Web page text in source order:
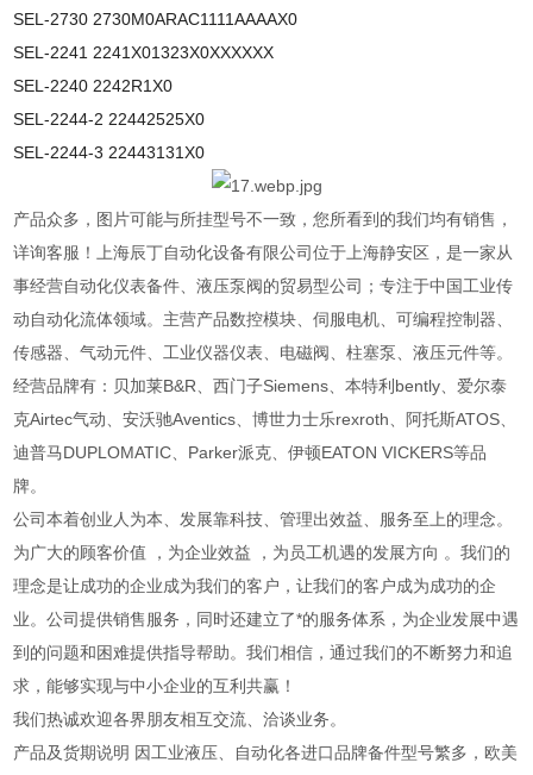
SEL-2730 2730M0ARAC1111AAAAX0
SEL-2241 2241X01323X0XXXXXX
SEL-2240 2242R1X0
SEL-2244-2 22442525X0
SEL-2244-3 22443131X0
产品众多，图片可能与所挂型号不一致，您所看到的我们均有销售，
详询客服！上海辰丁自动化设备有限公司位于上海静安区，是一家从
事经营自动化仪表备件、液压泵阀的贸易型公司；专注于中国工业传
动自动化流体领域。主营产品数控模块、伺服电机、可编程控制器、
传感器、气动元件、工业仪器仪表、电磁阀、柱塞泵、液压元件等。
经营品牌有：贝加莱B&R、西门子Siemens、本特利bently、爱尔泰
克Airtec气动、安沃驰Aventics、博世力士乐rexroth、阿托斯ATOS、
迪普马DUPLOMATIC、Parker派克、伊顿EATON VICKERS等品
牌。
公司本着创业人为本、发展靠科技、管理出效益、服务至上的理念。
为广大的顾客价值 ，为企业效益 ，为员工机遇的发展方向 。我们的
理念是让成功的企业成为我们的客户，让我们的客户成为成功的企
业。公司提供销售服务，同时还建立了*的服务体系，为企业发展中遇
到的问题和困难提供指导帮助。我们相信，通过我们的不断努力和追
求，能够实现与中小企业的互利共赢！
我们热诚欢迎各界朋友相互交流、洽谈业务。
产品及货期说明 因工业液压、自动化各进口品牌备件型号繁多，欧美